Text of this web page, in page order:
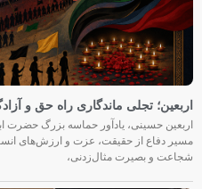
اربعین؛ تجلی ماندگاری راه حق و
اربعین حسینی، یادآور حماسه بزرگ حضرت
مسیر دفاع از حقیقت، عزت و ارزش‌های
شجاعت و بصیرت مثال‌زدنی،